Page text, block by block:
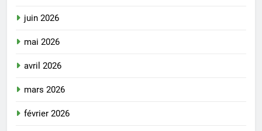
juin 2026
mai 2026
avril 2026
mars 2026
février 2026